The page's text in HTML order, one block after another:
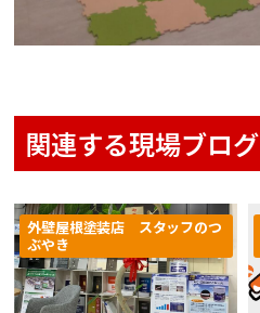
関連する現場ブログ
外壁屋根塗装店 スタッフのつ
ぶやき